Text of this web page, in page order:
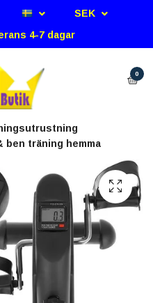
SEK
4-7 dagar
0
ben träning hemma